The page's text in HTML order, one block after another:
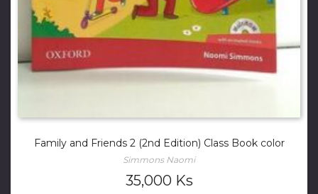
Family and Friends 2 (2nd Edition) Class Book color
Simmons Naomi
35,000 Ks